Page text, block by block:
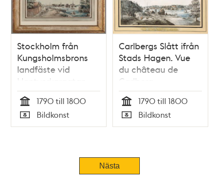
Stockholm från
Kungsholmsbrons
landfäste vid
Hantverkargatan
Tid
1790 till 1800
Typ
Bildkonst
Carlbergs Slått ifrån
Stads Hagen. Vue
du château de
Carlberg
Tid
1790 till 1800
Typ
Bildkonst
TidigareNästa